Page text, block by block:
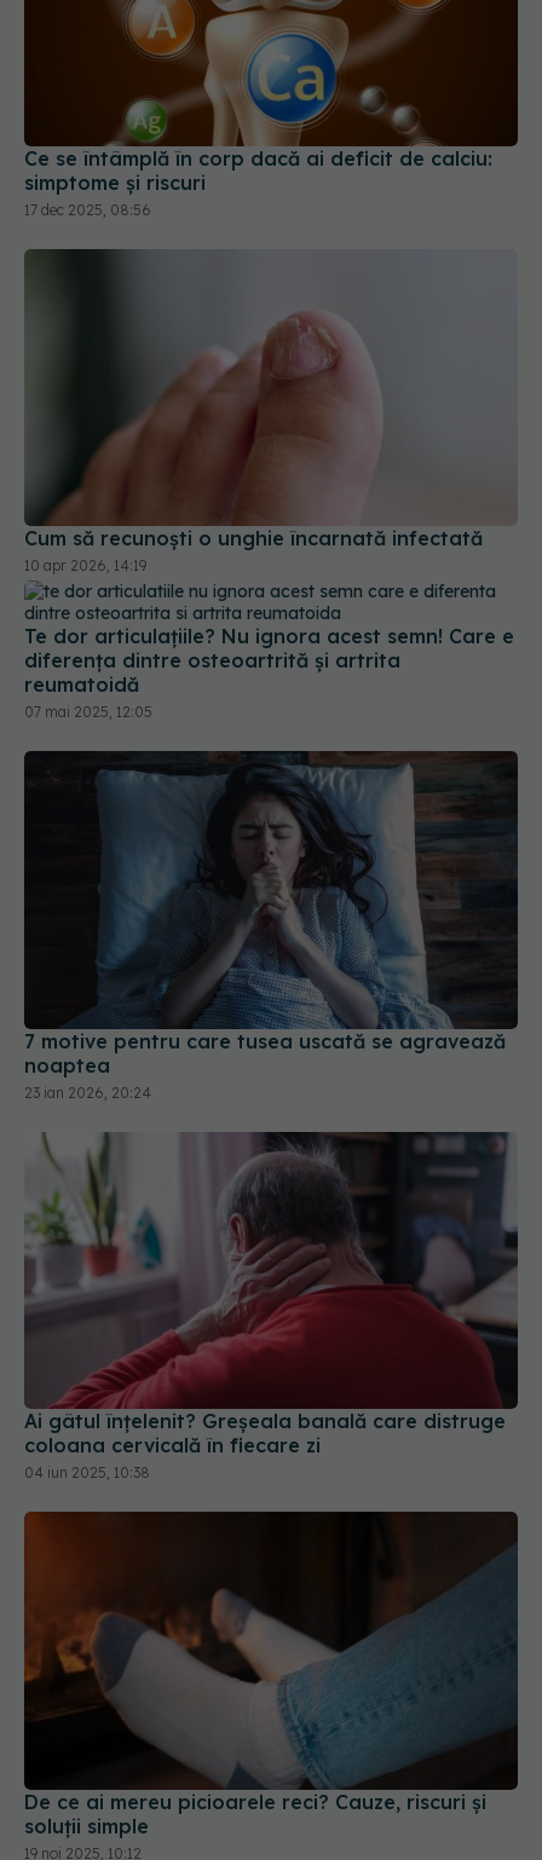
Ce se întâmplă în corp dacă ai deficit de calciu:
simptome și riscuri
17 dec 2025, 08:56
Cum să recunoști o unghie încarnată infectată
10 apr 2026, 14:19
Te dor articulațiile? Nu ignora acest semn! Care e
diferența dintre osteoartrită și artrita
reumatoidă
07 mai 2025, 12:05
7 motive pentru care tusea uscată se agravează
noaptea
Ai gâtul înțelenit? Greșeala banală care distruge
coloana cervicală în fiecare zi
04 iun 2025, 10:38
De ce ai mereu picioarele reci? Cauze, riscuri și
soluții simple